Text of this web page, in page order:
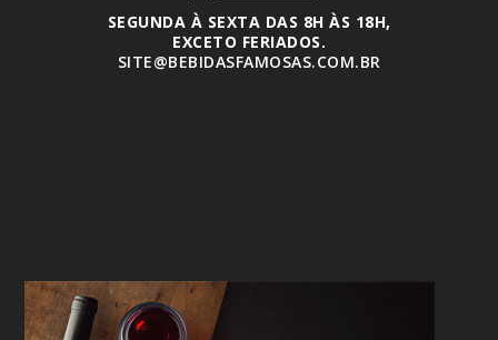
SEGUNDA À SEXTA DAS 8H ÀS 18H,
EXCETO FERIADOS.
SITE@BEBIDASFAMOSAS.COM.BR